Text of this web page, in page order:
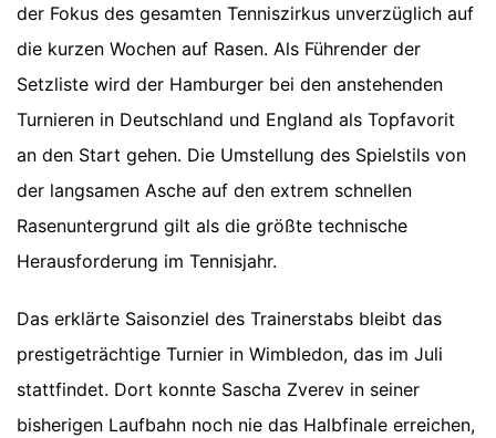
der Fokus des gesamten Tenniszirkus unverzüglich auf
die kurzen Wochen auf Rasen. Als Führender der
Setzliste wird der Hamburger bei den anstehenden
Turnieren in Deutschland und England als Topfavorit
an den Start gehen. Die Umstellung des Spielstils von
der langsamen Asche auf den extrem schnellen
Rasenuntergrund gilt als die größte technische
Herausforderung im Tennisjahr.
Das erklärte Saisonziel des Trainerstabs bleibt das
prestigeträchtige Turnier in Wimbledon, das im Juli
stattfindet. Dort konnte Sascha Zverev in seiner
bisherigen Laufbahn noch nie das Halbfinale erreichen,